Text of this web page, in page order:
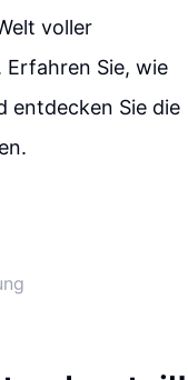
voller
Sie, wie
entdecken Sie die